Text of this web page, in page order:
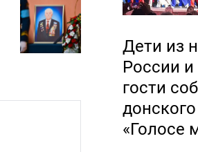
Дети из
России
гости
«Голосе